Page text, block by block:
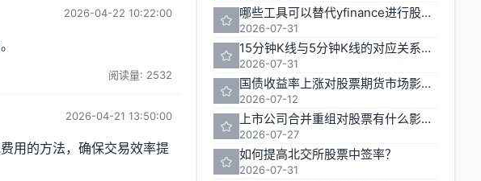
2026-04-22 10:22:00
阅读量: 2532
2026-04-21 13:50:00
用的方法，确保交易效率提
哪些工具可以替代yfinance进行股票期货数据获取
2026-07-31
15分钟K线与5分钟K线的对应关系如何计算
2026-07-31
国债收益率上涨对股票期货市场影响几何
2026-07-12
上市公司合并重组对股票有什么影响？
2026-07-27
如何提高北交所股票中签率？
2026-07-31